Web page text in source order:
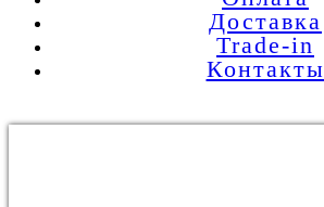
Доставка
Trade-in
Контакты